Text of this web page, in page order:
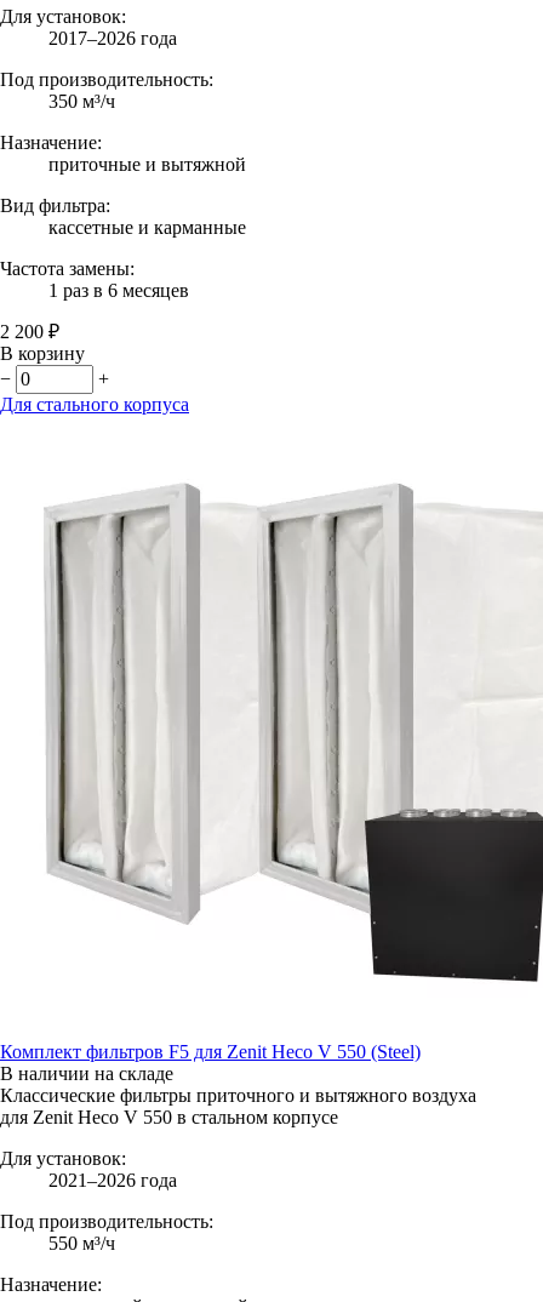
Для установок:
2017–2026 года
Под производительность:
350 м³/ч
Назначение:
приточные и вытяжной
Вид фильтра:
кассетные и карманные
Частота замены:
1 раз в 6 месяцев
2 200 ₽
В корзину
−
+
Для стального корпуса
Комплект фильтров F5 для Zenit Heco V 550 (Steel)
В наличии на складе
Классические фильтры приточного и вытяжного воздуха
для Zenit Heco V 550 в стальном корпусе
Для установок:
2021–2026 года
Под производительность:
550 м³/ч
Назначение: